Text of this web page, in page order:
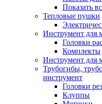
Показать
Тепловые пушки
Инструмент для
Головки
Комплекты
Инструмент для
Трубогибы,
инструмент
Головки
Клуппы